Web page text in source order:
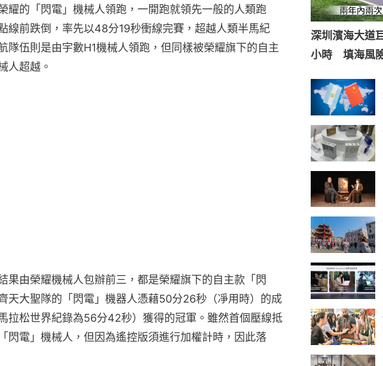
耀的「閃電」機械人領跑，一開跑就領先一般的人類跑
線前跌倒，率先以48分19秒衝線完賽，超越人類半馬紀
隊伍則是由宇數H1機械人領跑，但同樣被榮耀旗下的自主
人超越。
果由榮耀機械人包辦前三，都是榮耀旗下的自主款「閃
天大聖隊的「閃電」機器人憑藉50分26秒（凈用時）的成
拉松世界紀錄‌為‌56分42秒）獲得的冠軍。雖然首個壓線抵
閃電」機械人，但因為遙控版須進行加權計時，因此落
深圳濱海大道
小時 填海風